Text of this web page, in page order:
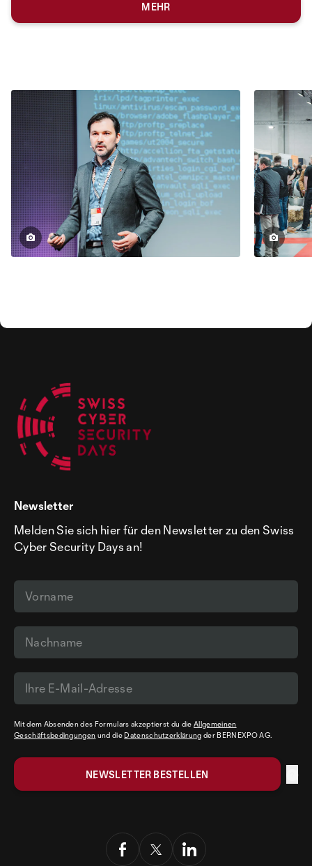
MEHR
Newsletter
Melden Sie sich hier für den Newsletter zu den Swiss
Cyber Security Days an!
Mit dem Absenden des Formulars akzeptierst du dieAllgemeinen
Geschäftsbedingungen und die Datenschutzerklärung der BERNEXPO AG.